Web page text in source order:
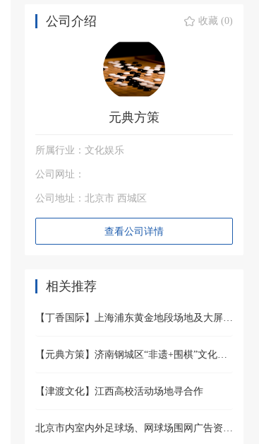
公司介绍 收藏 (0)
元典方策
所属行业：文化娱乐
公司网址：
公司地址：北京市 西城区
查看公司详情
相关推荐
【丁香国际】上海浦东黄金地段场地及大屏广告合作
【元典方策】济南钢城区“非遗+围棋”文化综合体合作招募
【津渡文化】江西高校活动场地寻合作
北京市内室内外足球场、网球场围网广告资源投放招募！